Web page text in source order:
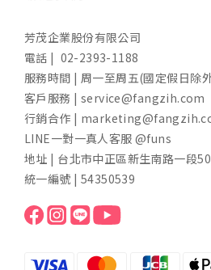
芳茂企業股份有限公司
電話 | 02-2393-1188
服務時間 | 周一至周五(國定假日除
客戶服務 | service@fangzih.com
行銷合作 |
LINE一對一真人客服 @funs
地址 | 台北市中正區新生南路一段
統一編號 | 54350539